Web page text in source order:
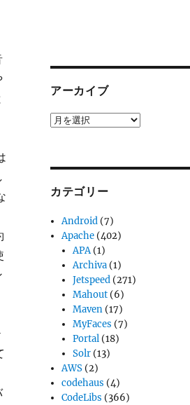
アーカイブ
ア
カテゴリー
Android (7)
Apache (402)
APA(1)
Archiva (1)
Jetspeed (271)
Mahout (6)
Maven (17)
MyFaces (7)
Portal (18)
Solr (13)
AWS (2)
codehaus (4)
CodeLibs (366)